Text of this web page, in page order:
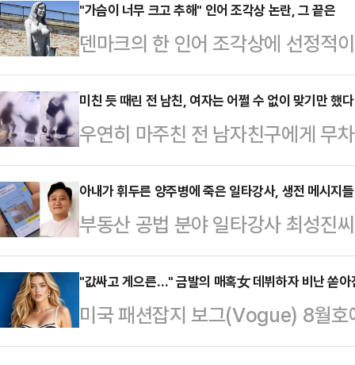
장에서, 잘못 들고 들어간 보좌관
것일 뿐, 거래는 하지 않았다고 주
해 갈 수 있는 일이 아니었다. 결국
원장 직 사임서를 제출했다.법사위
송법 개정안 본회의 처리 저지를 위
다. 야당이 ‘…
"가슴이 너무 크고 추해" 인어 조각상 논란, 그 끝은
덴마크의 한 인어 조각상에 선정적
다.4일(현지시간) 영국 가디언에 따
근 '드라고르 요새' 앞에 설치된 '큰
인 요새와 어울리지 않는다는 이유
는 이 조각상은 코펜하겐 해변의 바
는 달리 가슴 부분이 강조돼 있어
리티켄의 미술 평론가 마티아스 크
라고 지적했다.성직자 …
미친 듯 때린 전 남친, 여자는 어쩔 수 없이 맞기만 했다
우연히 마주친 전 남자친구에게 무
이유에 대해 밝혔다.20대 여성 A씨
서 전 남자친구 B씨(30대)에게 폭
긴 폐쇄회로(CC)TV 영상을 소셜
씨와 마주 보고 대화하던 B씨가 돌
친 뒤 뒷덜미를 잡아 넘어뜨리는 충
앉은 A씨를 발로 걷어차거나 머리
있다. B…
아내가 휘두른 양주병에 죽은 일타강사, 생전 메시지
부동산 공법 분야 일타강사 최성진
가운데 그가 생전에 아내에게 보낸
일 SBS '그것이 알고 싶다'는 최성
의 실상을 공개했다.최성진씨는 지
친 채 병원으로 이송됐으나 11시간
"값싸고 게으른…" 금발의 매혹女 데뷔하자 비난 쏟아
미국 패션잡지 보그(Vogue) 8월호
일고 있다.31일(현지시간) CNN에